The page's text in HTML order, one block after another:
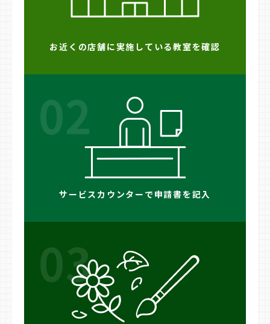
お近くの店舗に実施している教室を確認
02
サービスカウンターで申請書を記入
03